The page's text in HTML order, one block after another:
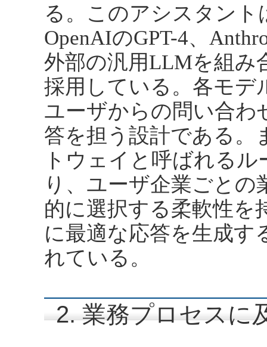
る。このアシスタント
OpenAIのGPT-4、
外部の汎用LLMを組み
採用している。各モデ
ユーザからの問い合わ
答を担う設計である。
トウェイと呼ばれる
り、ユーザ企業ごと
的に選択する柔軟性を
に最適な応答を生成
れている。
2. 業務プロセスに